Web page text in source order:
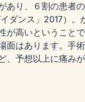
あり、６割の患者
ダンス」2017）。
高いということで
面はあります。手
、予想以上に痛み